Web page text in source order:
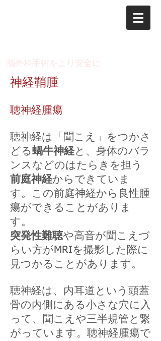
​脳外科手術をより安全に
神経鞘腫
聴神経腫瘍
​聴神経は「聞こえ」をつかさ
どる蝸牛神経と、身体のバラ
ンスなどのはたらきを担う
前庭神経からできていま
す。この前庭神経から良性腫
瘍ができることがありま
す。
突発性難聴や高音が聞こえづ
らい方がMRIを撮影した際に
見つかることがあります。
聴神経は、内耳道という頭蓋
骨の内側にある小さな穴に入
って、聞こえや三半規管と繋
がっています。聴神経腫瘍で